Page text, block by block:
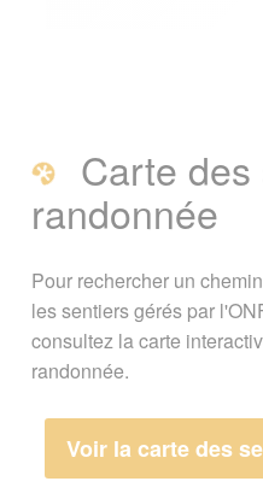
Carte
randonnée
Pour rechercher un
les sentiers gérés par
consultez la carte
randonnée.
Voir la carte des